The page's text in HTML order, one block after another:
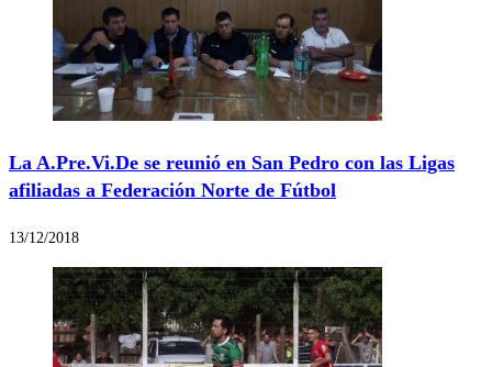
La A.Pre.Vi.De se reunió en San Pedro con las Ligas
afiliadas a Federación Norte de Fútbol
13/12/2018